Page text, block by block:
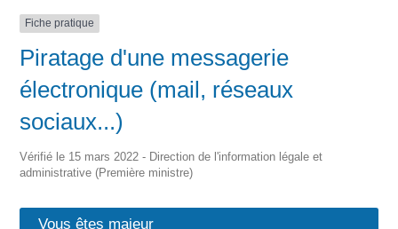
Fiche pratique
Piratage d'une messagerie
électronique (mail, réseaux
sociaux...)
Vérifié le 15 mars 2022 - Direction de l'information légale et
administrative (Première ministre)
Vous êtes majeur